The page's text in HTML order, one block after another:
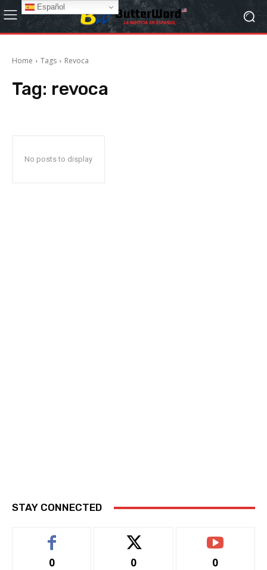
Home Tags Revoca
Tag: revoca
No posts to display
STAY CONNECTED
0 0 0
Español